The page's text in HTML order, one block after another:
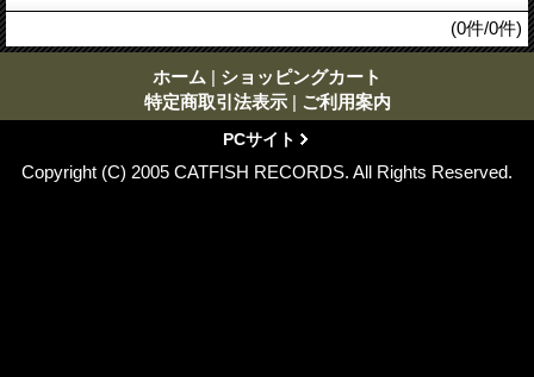
(0件/0件)
ホーム | ショッピングカート
特定商取引法表示 | ご利用案内
PCサイト
Copyright (C) 2005 CATFISH RECORDS. All Rights Reserved.